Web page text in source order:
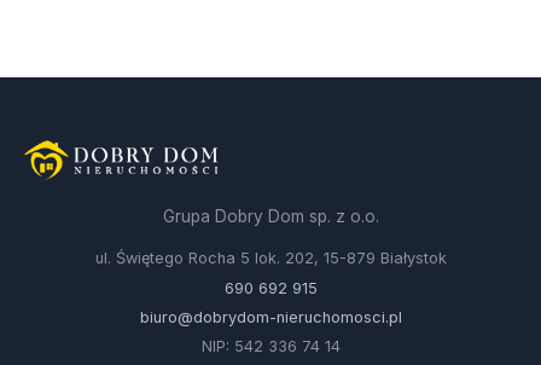
Grupa Dobry Dom sp. z o.o.
ul. Świętego Rocha 5 lok. 202, 15-879 Białystok
690 692 915
biuro@dobrydom-nieruchomosci.pl
NIP: 542 336 74 14